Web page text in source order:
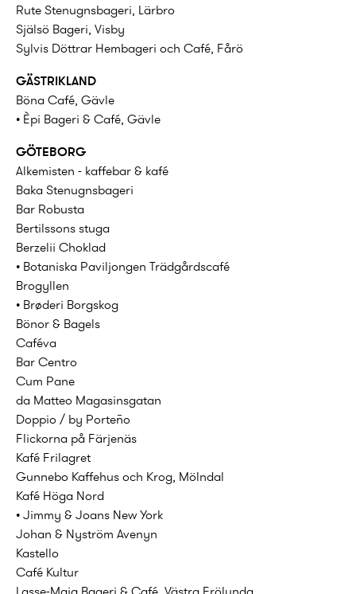
Rute Stenugnsbageri, Lärbro
Själsö Bageri, Visby
Sylvis Döttrar Hembageri och Café, Fårö
GÄSTRIKLAND
Böna Café, Gävle
• Èpi Bageri & Café, Gävle
GÖTEBORG
Alkemisten - kaffebar & kafé
Baka Stenugnsbageri
Bar Robusta
Bertilssons stuga
Berzelii Choklad
• Botaniska Paviljongen Trädgårdscafé
Brogyllen
• Brøderi Borgskog
Bönor & Bagels
Caféva
Bar Centro
Cum Pane
da Matteo Magasinsgatan
Doppio / by Porteño
Flickorna på Färjenäs
Kafé Frilagret
Gunnebo Kaffehus och Krog, Mölndal
Kafé Höga Nord
• Jimmy & Joans New York
Johan & Nyström Avenyn
Kastello
Café Kultur